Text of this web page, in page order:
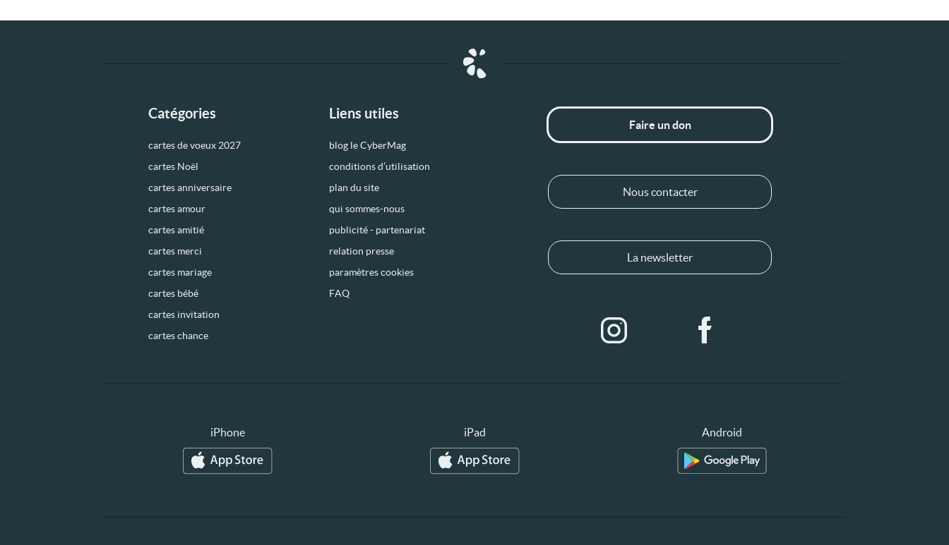
Catégories
cartes de voeux 2027
cartes Noël
cartes anniversaire
cartes amour
cartes amitié
cartes merci
cartes mariage
cartes bébé
cartes invitation
cartes chance
Liens utiles
blog le CyberMag
conditions d’utilisation
plan du site
qui sommes-nous
publicité - partenariat
relation presse
paramètres cookies
FAQ
Faire un don
Nous contacter
La newsletter
iPhone iPad Android